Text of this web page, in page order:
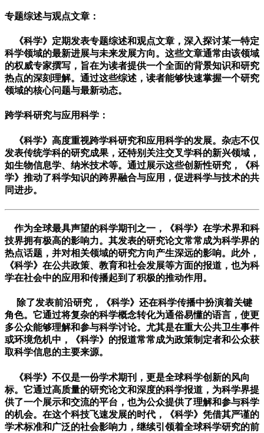
专题综述与观点文章 ：
《科学》定期发表专题综述和观点文章，深入探讨某一特定
科学领域的最新进展与未来发展方向。这些文章通常由该领域
的权威专家撰写，旨在为读者提供一个全面的背景知识和研究
热点的深刻理解。通过这些综述，读者能够快速掌握一个研究
领域的核心问题与最新动态。
跨学科研究与应用科学 ：
《科学》高度重视跨学科研究和应用科学的发展。杂志不仅
发表传统学科的研究成果，还特别关注交叉学科的新兴领域，
如生物信息学、纳米技术等。通过展示这些创新性研究，《科
学》推动了科学知识的跨界融合与应用，促进科学与技术的共
同进步。
作为全球最具声望的科学期刊之一，《科学》在学术界和科
技界拥有极高的影响力。其发表的研究论文常常成为科学界的
热点话题，并对相关领域的研究方向产生深远的影响。此外，
《科学》在公共政策、教育和社会发展等方面的报道，也为科
学在社会中的应用和传播起到了积极的推动作用。
除了发表前沿研究，《科学》还在科学传播中扮演着关键
角色。它通过将复杂的科学概念转化为通俗易懂的语言，使更
多公众能够理解和参与科学讨论。尤其是在重大公共卫生事件
或环境危机中，《科学》的报道常常成为政策制定者和公众获
取科学信息的主要来源。
《科学》不仅是一份学术期刊，更是全球科学创新的风向
标。它通过高质量的研究论文和深度的科学报道，为科学界提
供了一个展示和交流的平台，也为公众提供了理解和参与科学
的机会。在这个科技飞速发展的时代，《科学》凭借其严谨的
学术标准和广泛的社会影响力，继续引领着全球科学研究的前